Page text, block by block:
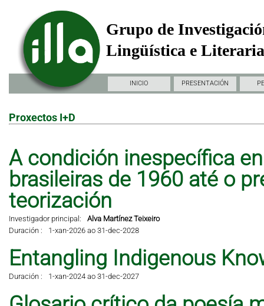
Grupo de
Lingüística e
INICIO PRESENTACIÓN
Proxectos I+D
A condición inespecífica
brasileiras de 1960 até o
teorización
Investigador principal:
Alva Martínez Teixeiro
Duración :
1-xan-2026 ao 31-dec-2028
Entangling Indigenous
Duración : 1-xan-2024 ao 31-dec-2027